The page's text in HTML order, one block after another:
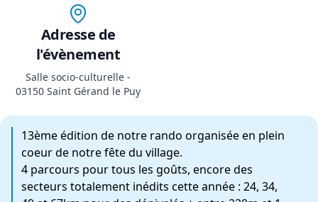
Adresse de
l'évènement
Salle socio-culturelle -
03150 Saint Gérand le Puy
13ème édition de notre rando organisée en plein
coeur de notre fête du village.
4 parcours pour tous les goûts, encore des
secteurs totalement inédits cette année : 24, 34,